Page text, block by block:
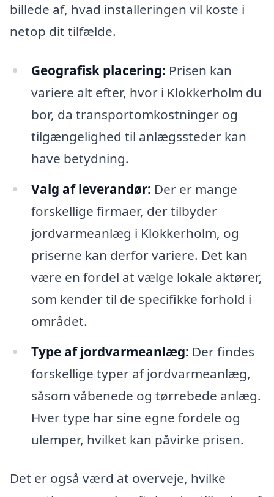
billede af, hvad installeringen vil koste i
netop dit tilfælde.
Geografisk placering: Prisen kan
variere alt efter, hvor i Klokkerholm du
bor, da transportomkostninger og
tilgængelighed til anlægssteder kan
have betydning.
Valg af leverandør: Der er mange
forskellige firmaer, der tilbyder
jordvarmeanlæg i Klokkerholm, og
priserne kan derfor variere. Det kan
være en fordel at vælge lokale aktører,
som kender til de specifikke forhold i
området.
Type af jordvarmeanlæg: Der findes
forskellige typer af jordvarmeanlæg,
såsom våbenede og tørrebede anlæg.
Hver type har sine egne fordele og
ulemper, hvilket kan påvirke prisen.
Det er også værd at overveje, hvilke